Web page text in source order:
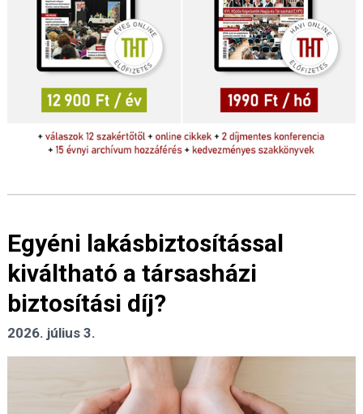
Egyéni lakásbiztosítással
kiváltható a társasházi
biztosítási díj?
2026. július 3.